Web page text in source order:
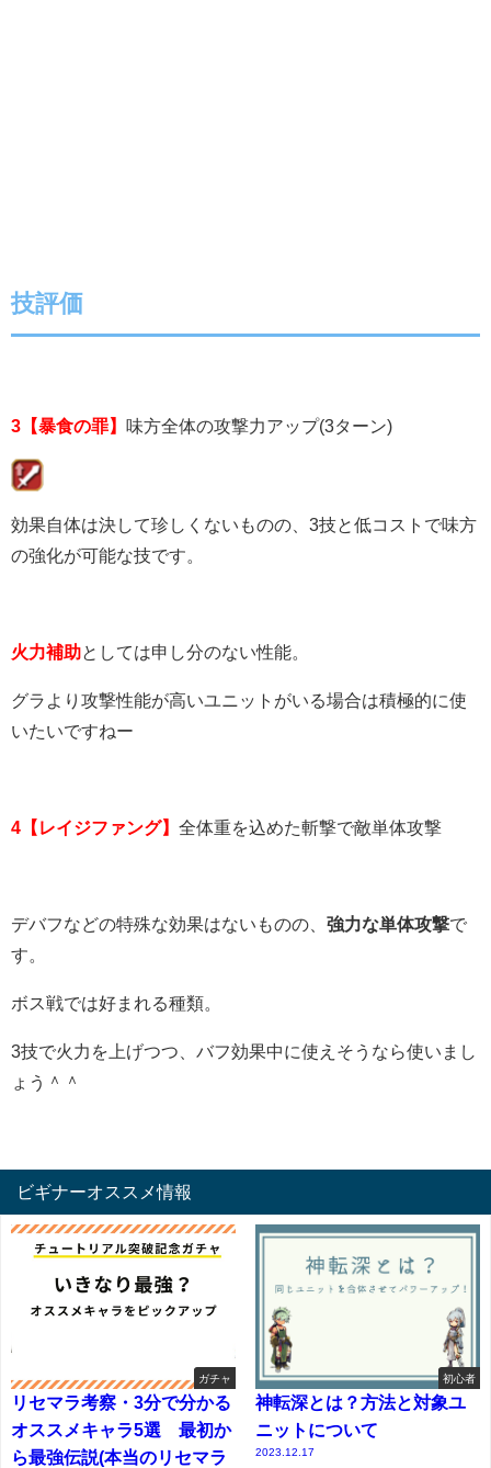
技評価
3【暴食の罪】 味方全体の攻撃力アップ(3ターン)
効果自体は決して珍しくないものの、3技と低コストで味方
の強化が可能な技です。
火力補助としては申し分のない性能。
グラより攻撃性能が高いユニットがいる場合は積極的に使
いたいですねー
4【レイジファング】 全体重を込めた斬撃で敵単体攻撃
デバフなどの特殊な効果はないものの、 強力な単体攻撃で
す。
ボス戦では好まれる種類。
3技で火力を上げつつ、バフ効果中に使えそうなら使いまし
ょう＾＾
ビギナーオススメ情報
ガチャ
リセマラ考察・3分で分かる
オススメキャラ5選 最初か
ら最強伝説(本当のリセマラ
初心者
神転深とは？方法と対象ユ
ニットについて
2023.12.17